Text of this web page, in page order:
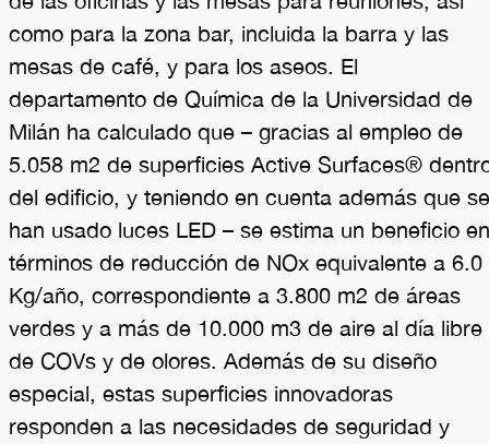
como para la zona bar, incluida la barra y las
mesas de café, y para los aseos. El
departamento de Química de la Universidad de
Milán ha calculado que – gracias al empleo de
5.058 m2 de superficies Active Surfaces®
del edificio, y teniendo en cuenta además que se
han usado luces LED – se estima un beneficio en
términos de reducción de NOx equivalente a 6.0
Kg/año, correspondiente a 3.800 m2 de áreas
verdes y a más de 10.000 m3 de aire al día libre
de COVs y de olores. Además de su diseño
especial, estas superficies innovadoras
responden a las necesidades de seguridad y